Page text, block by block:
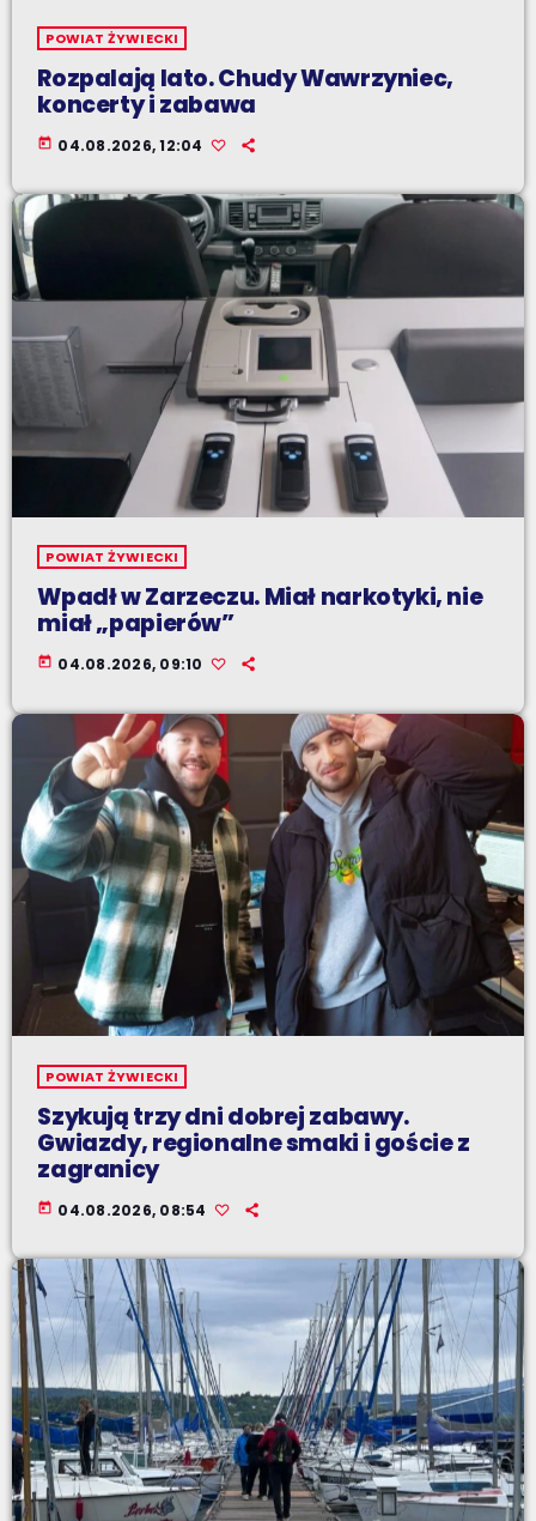
POWIAT ŻYWIECKI
Rozpalają lato. Chudy Wawrzyniec,
koncerty i zabawa
today 04.08.2026, 12:04
POWIAT ŻYWIECKI
Wpadł w Zarzeczu. Miał narkotyki, nie
miał „papierów”
today 04.08.2026, 09:10
POWIAT ŻYWIECKI
Szykują trzy dni dobrej zabawy.
Gwiazdy, regionalne smaki i goście z
zagranicy
today 04.08.2026, 08:54